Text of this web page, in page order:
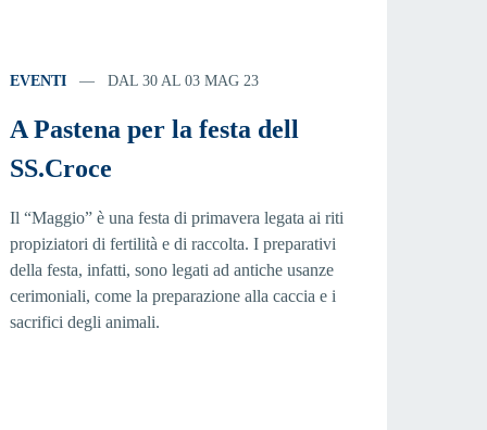
EVENTI DAL 30 AL 03 MAG 23
A Pastena per la festa dell
SS.Croce
Il “Maggio” è una festa di primavera legata ai riti
propiziatori di fertilità e di raccolta. I preparativi
della festa, infatti, sono legati ad antiche usanze
cerimoniali, come la preparazione alla caccia e i
sacrifici degli animali.